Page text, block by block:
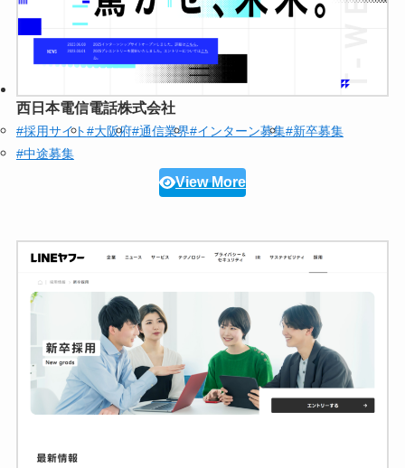
西日本電信電話株式会社
#採用サイト#大阪府#通信業界#インターン募集#新卒募集
#中途募集
View More